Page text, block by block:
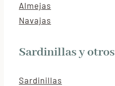
Almejas
Navajas
Sardinillas y otros
Sardinillas